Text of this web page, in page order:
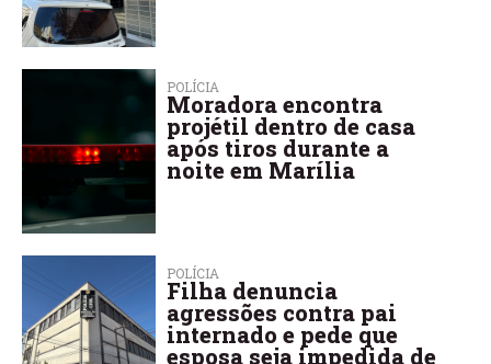
POLÍCIA
Moradora encontra
projétil dentro de casa
após tiros durante a
noite em Marília
POLÍCIA
Filha denuncia
agressões contra pai
internado e pede que
esposa seja impedida de